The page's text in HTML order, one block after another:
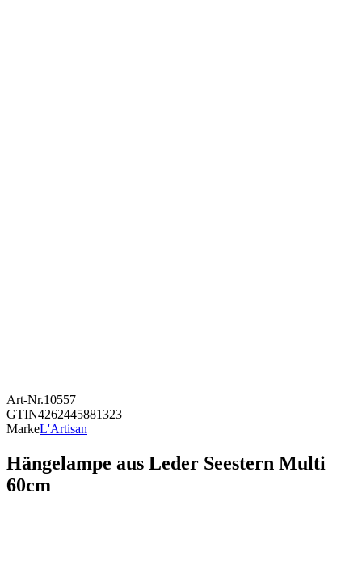
Art-Nr.10557
GTIN4262445881323
MarkeL'Artisan
Hängelampe aus Leder Seestern Multi
60cm